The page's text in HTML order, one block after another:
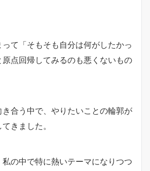
て「そもそも自分は何がしたかっ
点回帰してみるのも悪くないもの
き合う中で、やりたいことの輪郭が
きました。
の中で特に熱いテーマになりつつ